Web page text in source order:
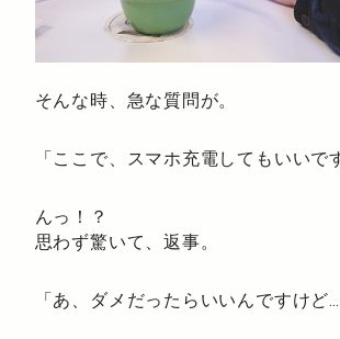
そんな時、急な質問が。
「ここで、スマホ充電してもいいで
んっ！？
思わず驚いて、返事。
「あ、ダメだったらいいんですけど…